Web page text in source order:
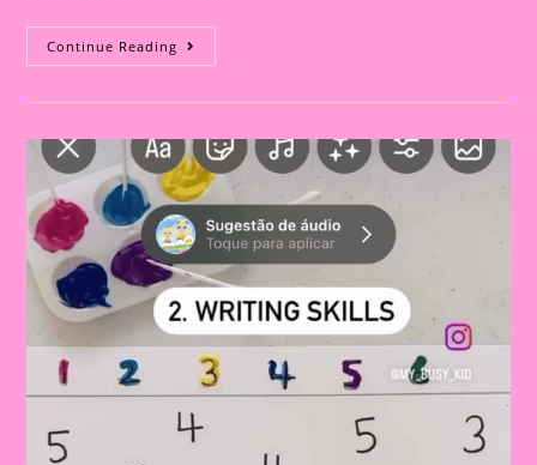
Continue Reading ACHADINHO
INCRÍVEL:
PEDAGÓGICO
CRIANÇAS
VÃO
AMAR!
😄
✨